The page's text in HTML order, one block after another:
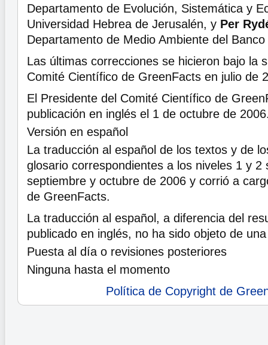
Departamento de Evolución, Sistemática y
Universidad Hebrea de Jerusalén, y Per
Departamento de Medio Ambiente del
Las últimas correcciones se hicieron bajo la
Comité Científico de GreenFacts en julio de
El Presidente del Comité Científico de
publicación en inglés el 1 de octubre de
Versión en español
La traducción al español de los textos y de
glosario correspondientes a los niveles 1 y 2
septiembre y octubre de 2006 y corrió a
de GreenFacts.
La traducción al español, a diferencia del
publicado en inglés, no ha sido objeto de
Puesta al día o revisiones posteriores
Ninguna hasta el momento
Política de Copyright de